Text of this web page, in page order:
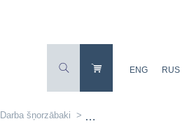
ENG RUS
Darba šņorzābaki >